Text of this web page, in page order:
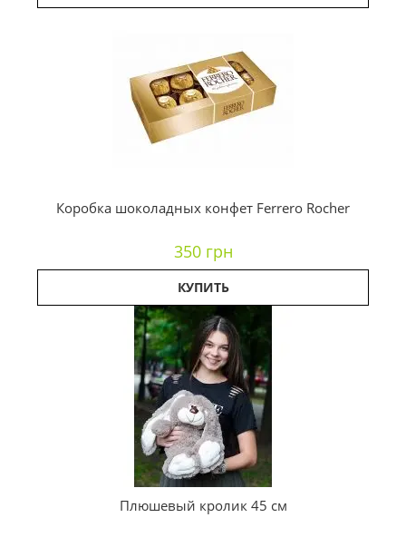
Коробка шоколадных конфет Ferrero Rocher
350 грн
КУПИТЬ
Плюшевый кролик 45 см